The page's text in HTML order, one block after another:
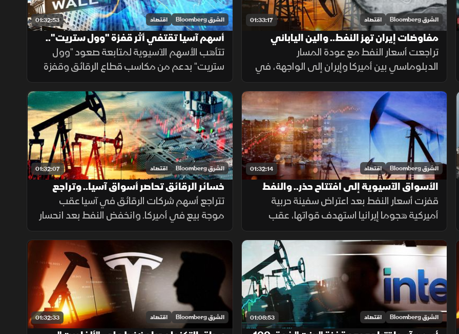
01:33:17 الشرق Bloomberg اقتصاد
مفاوضات إيران تهز النفط.. والين الياباني
يعود إلى الواجهة
تراجعت أسعار النفط مع عودة المسار
الدبلوماسي بين أميركا وإيران إلى الواجهة، في
وقت يترقب المستثمرون خطوات جديدة لدعم
الين الياباني بعد تحركات منسقة بين اليابان
والولايات المتحدة عززت العملة.
01:32:53 الشرق Bloomberg اقتصاد
أسهم آسيا تقتفي أثر قفزة "وول ستريت"..
و"الين" يترقب قرار الفائدة
تتأهب الأسهم الآسيوية لمتابعة صعود "وول
ستريت" بدعم من مكاسب قطاع الرقائق وقفزة
مايكروسوفت بـ450 مليار دولار، رغم ضغوط
"أبل". بينما يترقب المستثمرون قرارا حاسما لبنك
اليابان بعد تدخل رسمي لدعم الين.
01:32:14 الشرق Bloomberg اقتصاد
الأسواق الآسيوية إلى افتتاح حذر.. والنفط
يقفز
قفزت أسعار النفط بعد اعتراض سفينة حربية
أميركية هجوما إيرانيا استهدف قواتها، عقب
ساعات من استقبال ترمب نتنياهو في البيت
الأبيض، وسط تصاعد المخاوف من تداعيات
التوترات الجيوسياسية على أسواق الطاقة
01:32:07 الشرق Bloomberg اقتصاد
خسائر الرقائق تحاصر أسواق آسيا.. وتراجع
النفط بعد تلميحات ترمب بالتهدئة
تتراجع أسهم شركات الرقائق في آسيا عقب
موجة بيع في أميركا. وانخفض النفط بعد انحسار
مخاوف الإمدادات، وتصريح ترمب بشأن اتفاق
مع إيران، وتضررت أسهم "أي إس إم إل" من
تصنيع الصين لمعدات الرقائق.
01:08:53 الشرق Bloomberg اقتصاد 01:32:33 الشرق Bloomberg اقتصاد